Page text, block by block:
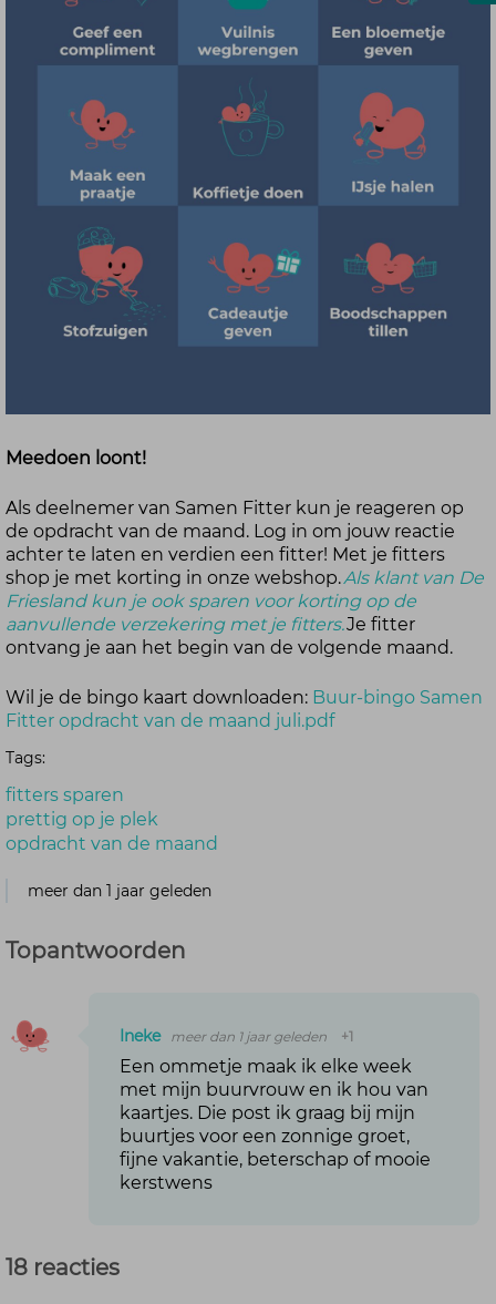
Meedoen loont!
Als deelnemer van Samen Fitter kun je reageren op
de opdracht van de maand. Log in om jouw reactie
achter te laten en verdien een fitter! Met je fitters
shop je met korting in onze webshop.Als klant van De
Friesland kun je ook sparen voor korting op de
aanvullende verzekering met je fitters.Je fitter
ontvang je aan het begin van de volgende maand.
Wil je de bingo kaart downloaden: Buur-bingo Samen
Fitter opdracht van de maand juli.pdf
Tags:
fitters sparen
prettig op je plek
opdracht van de maand
meer dan 1 jaar geleden
Topantwoorden
Ineke meer dan 1 jaar geleden +1
Een ommetje maak ik elke week
met mijn buurvrouw en ik hou van
kaartjes. Die post ik graag bij mijn
buurtjes voor een zonnige groet,
fijne vakantie, beterschap of mooie
kerstwens
18 reacties